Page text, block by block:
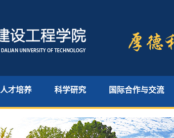
人才培养 科学研究 国际合作与交流